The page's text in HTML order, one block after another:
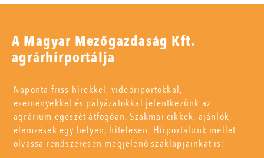
A Magyar Mezőgazdaság Kft.
agrárhírportálja
Naponta friss hírekkel, videóriportokkal,
eseményekkel és pályázatokkal jelentkezünk az
agrárium egészét átfogóan. Szakmai cikkek, ajánlók,
elemzések egy helyen, hitelesen. Hírportálunk mellet
olvassa rendszeresen megjelenő szaklapjainkat is!